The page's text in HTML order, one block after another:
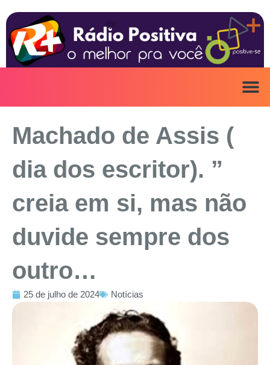
para
conteúdo
Machado de Assis (
dia dos escritor). ”
creia em si, mas não
duvide sempre dos
outro…
25 de julho de 2024 Notícias